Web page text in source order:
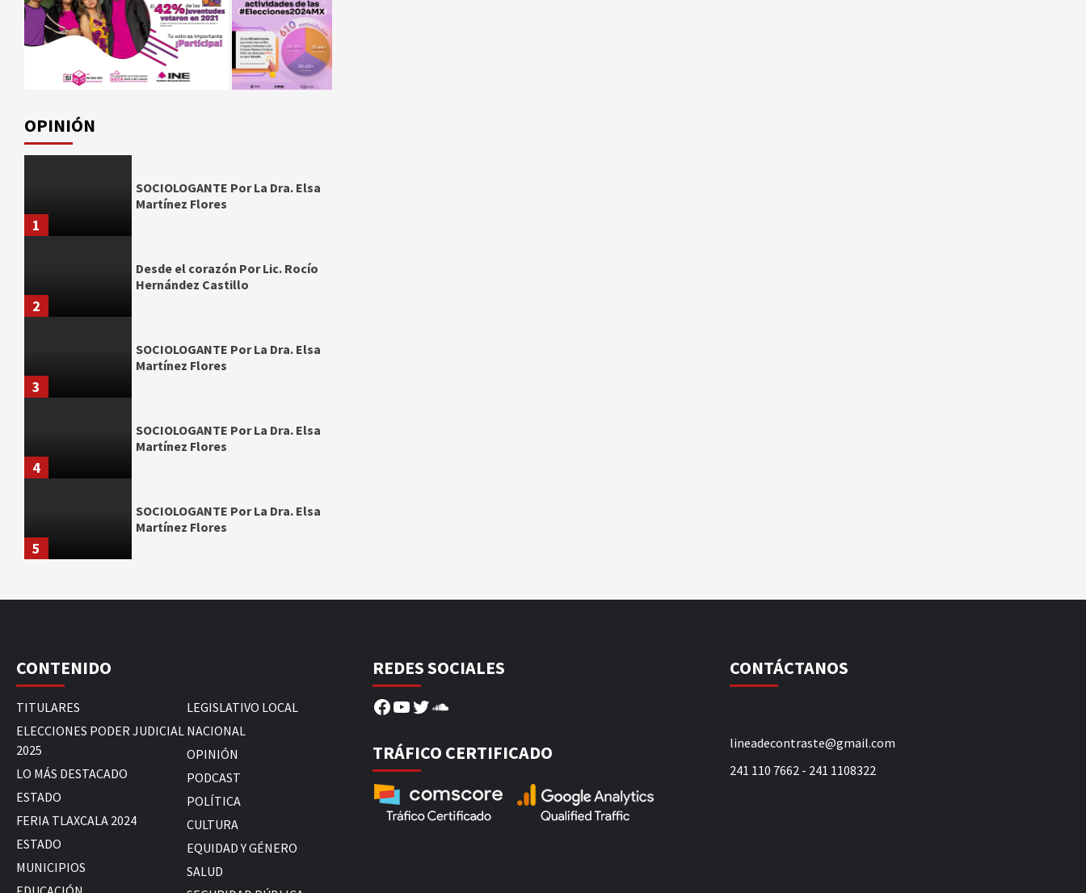
OPINIÓN
1
SOCIOLOGANTE Por La Dra. Elsa
Martínez Flores
2
Desde el corazón Por Lic. Rocío
Hernández Castillo
3
SOCIOLOGANTE Por La Dra. Elsa
Martínez Flores
4
SOCIOLOGANTE Por La Dra. Elsa
Martínez Flores
5
SOCIOLOGANTE Por La Dra. Elsa
Martínez Flores
CONTENIDO
TITULARES
ELECCIONES PODER JUDICIAL
2025
LO MÁS DESTACADO
ESTADO
FERIA TLAXCALA 2024
ESTADO
MUNICIPIOS
LEGISLATIVO LOCAL
NACIONAL
OPINIÓN
PODCAST
POLÍTICA
CULTURA
EQUIDAD Y GÉNERO
SALUD
REDES SOCIALES
Facebook
YouTube
Twitter
SoundCloud
TRÁFICO CERTIFICADO
CONTÁCTANOS
lineadecontraste@gmail.com
241 110 7662 - 241 1108322